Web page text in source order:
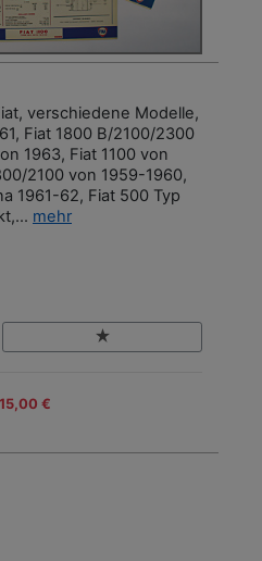
verschiedene Modelle,
Fiat 1800 B/2100/2300
1963, Fiat 1100 von
2100 von 1959-1960,
1961-62, Fiat 500 Typ
mehr
€